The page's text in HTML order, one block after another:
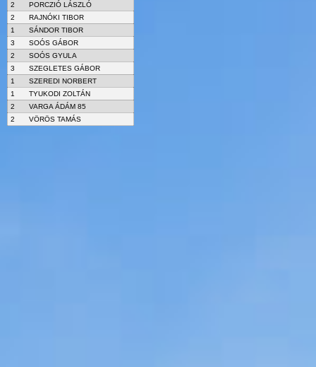
2
PORCZIÓ LÁSZLÓ
2
RAJNÓKI TIBOR
1
SÁNDOR TIBOR
3
SOÓS GÁBOR
2
SOÓS GYULA
3
SZEGLETES GÁBOR
1
SZEREDI NORBERT
1
TYUKODI ZOLTÁN
2
VARGA ÁDÁM 85
2
VÖRÖS TAMÁS